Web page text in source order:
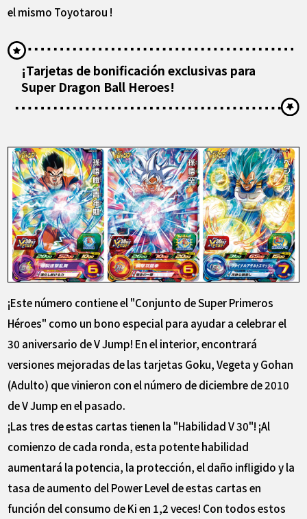
el mismo Toyotarou !
¡Tarjetas de bonificación exclusivas para
Super Dragon Ball Heroes!
¡Este número contiene el "Conjunto de Super Primeros
Héroes" como un bono especial para ayudar a celebrar el
30 aniversario de V Jump! En el interior, encontrará
versiones mejoradas de las tarjetas Goku, Vegeta y Gohan
(Adulto) que vinieron con el número de diciembre de 2010
de V Jump en el pasado.
¡Las tres de estas cartas tienen la "Habilidad V 30"! ¡Al
comienzo de cada ronda, esta potente habilidad
aumentará la potencia, la protección, el daño infligido y la
tasa de aumento del Power Level de estas cartas en
función del consumo de Ki en 1,2 veces! Con todos estos